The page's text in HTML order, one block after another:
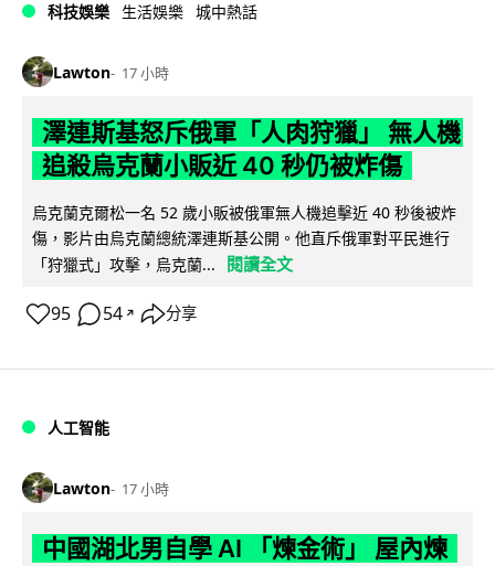
科技娛樂 生活娛樂 城中熱話
Lawton 17 小時
澤連斯基怒斥俄軍「人肉狩獵」 無人機
追殺烏克蘭小販近 40 秒仍被炸傷
烏克蘭克爾松一名 52 歲小販被俄軍無人機追擊近 40 秒後被炸
傷，影片由烏克蘭總統澤連斯基公開。他直斥俄軍對平民進行
「狩獵式」攻擊，烏克蘭...
閱讀全文
95 54 ↗ 分享
人工智能
Lawton 17 小時
中國湖北男自學 AI 「煉金術」 屋內煉